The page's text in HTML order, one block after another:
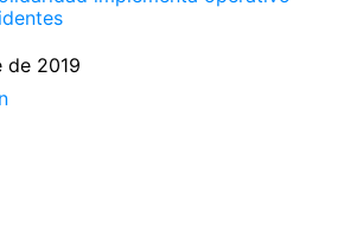
de 2019